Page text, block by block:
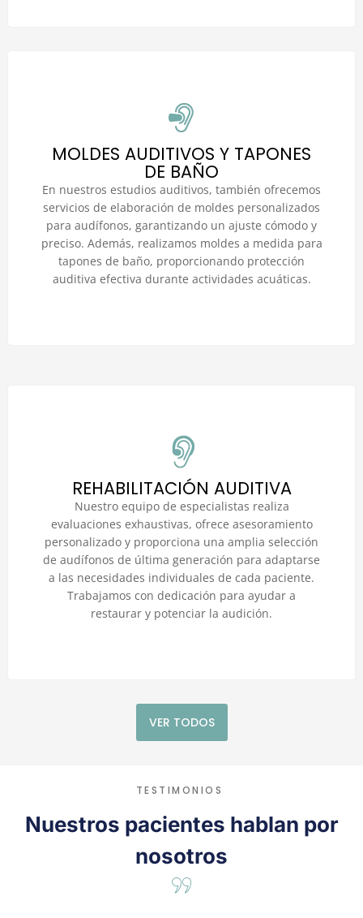
MOLDES AUDITIVOS Y TAPONES
DE BAÑO
En nuestros estudios auditivos, también ofrecemos
servicios de elaboración de moldes personalizados
para audífonos, garantizando un ajuste cómodo y
preciso. Además, realizamos moldes a medida para
tapones de baño, proporcionando protección
auditiva efectiva durante actividades acuáticas.
REHABILITACIÓN AUDITIVA
Nuestro equipo de especialistas realiza
evaluaciones exhaustivas, ofrece asesoramiento
personalizado y proporciona una amplia selección
de audífonos de última generación para adaptarse
a las necesidades individuales de cada paciente.
Trabajamos con dedicación para ayudar a
restaurar y potenciar la audición.
VER TODOS
TESTIMONIOS
Nuestros pacientes hablan por
nosotros